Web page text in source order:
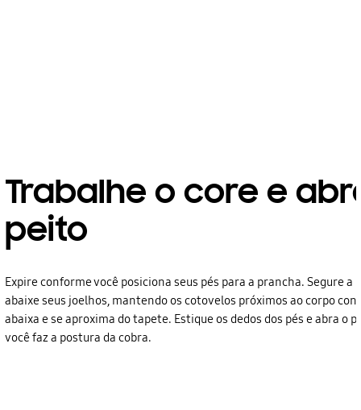
Trabalhe o core e
peito
Expire conforme você posiciona seus pés para a prancha. Segure a
abaixe seus joelhos, mantendo os cotovelos próximos ao corpo
abaixa e se aproxima do tapete. Estique os dedos dos pés e abra o
você faz a postura da cobra.